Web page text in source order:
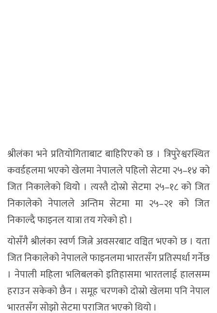
श्रीलंका भने प्रतियोगिताबाट बाहिरिएको छ । त्रिपुरेश्वरस्थित
कवर्डहलमा भएको खेलमा नेपालले पहिलो सेटमा २५–१४ को
जित निकालेको थियोे । त्यस्तै दोस्रो सेटमा २५–१८ को जित
निकालेको नेपालले अन्तिम सेटमा मा २५–२१ को जित
निकाल्दै फाइनल यात्रा तय गरेको हो ।
योसँगै श्रीलंका स्वर्ण जित्ने अवसरबाट वञ्चित भएको छ । यता
जित निकालेको नेपालले फाइनलमा भारतसँग प्रतिस्पर्धा गर्नेछ
। नेपाली महिला भलिबलको इतिहासमा भारतलाई हालसम्म
हराउन सकेको छैन । समूह चरणको दोस्रो खेलमा पनि नेपाल
भारतसँग सोझो सेटमा पराजित भएको थियो ।